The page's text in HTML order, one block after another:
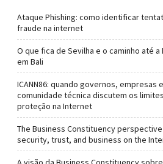
Ataque Phishing: como identificar
fraude na internet
O que fica de Sevilha e o caminho até a
em Bali
ICANN86: quando governos, empresas
comunidade técnica discutem os
proteção na Internet
The Business Constituency
security, trust, and business on the